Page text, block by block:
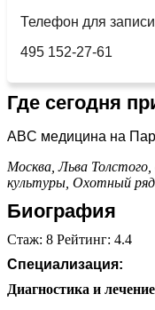
Телефон для
495 152-27-61
Где сегодня
ABC медицина на
Москва, Льва
культуры, Охотный
Биография
Стаж: 8 Рейтинг: 4.4
Специализация:
Диагностика и